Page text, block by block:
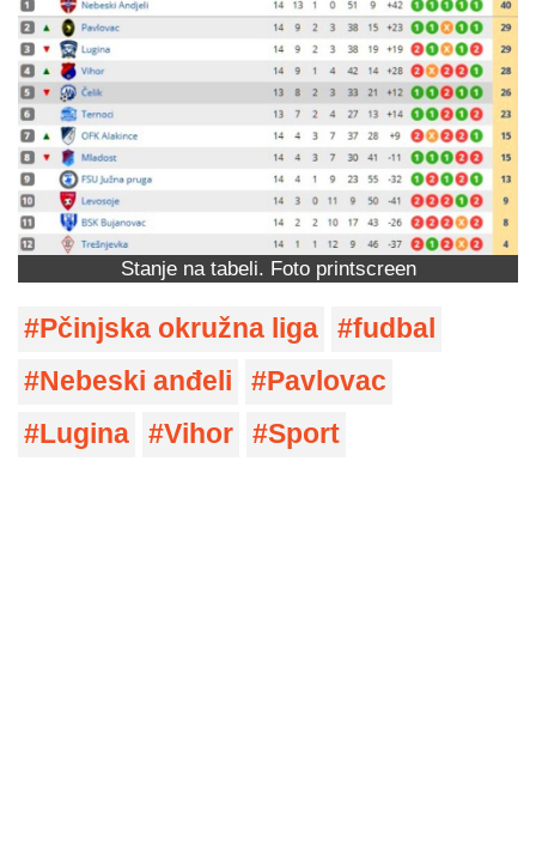
Stanje na tabeli. Foto printscreen
Pčinjska okružna liga
fudbal
Nebeski anđeli
Pavlovac
Lugina
Vihor Sport